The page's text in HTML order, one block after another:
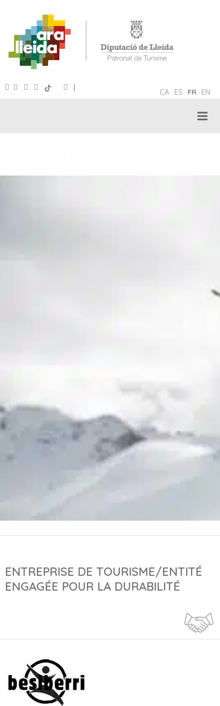
CA ES FR EN
|
ENTREPRISE DE TOURISME/ENTITÉ
ENGAGÉE POUR LA DURABILITÉ